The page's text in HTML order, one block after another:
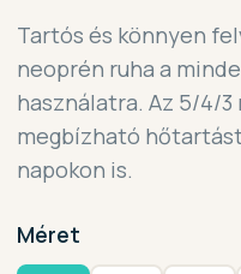
Tartós és könnyen
neoprén ruha a
használatra. Az 5/4/3
megbízható
napokon is.
Méret